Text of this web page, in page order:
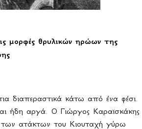
μορφές θρυλικών ηρώων της
διαπεραστικά κάτω από ένα φέσι.
ήδη αργά. Ο Γιώργος Καραϊσκάκης
των ατάκτων του Κιουταχή γύρω